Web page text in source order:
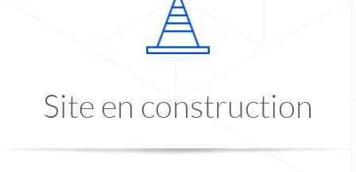
Site en construction